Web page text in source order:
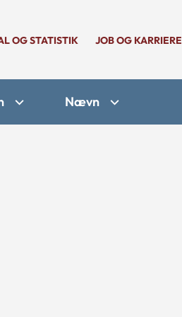
OG STATISTIK JOB OG KARRIERE
Nævn